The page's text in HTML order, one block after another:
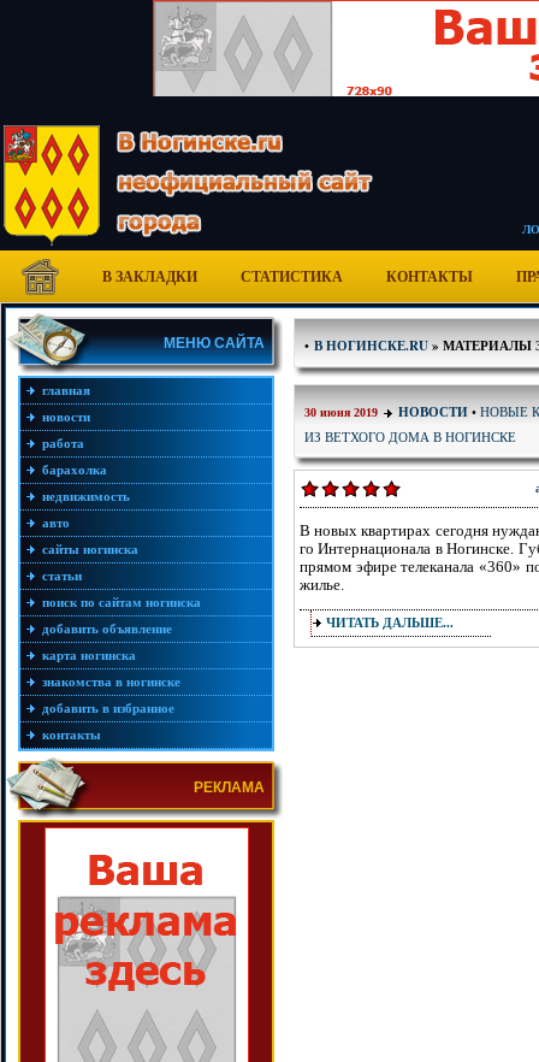
В ЗАКЛАДКИ СТАТИСТИКА КОНТАКТЫ
МЕНЮ САЙТА
главная
новости
работа
барахолка
недвижимость
авто
сайты ногинска
статьи
поиск по сайтам ногинска
добавить объявление
карта ногинска
знакомства в ногинске
добавить в избранное
контакты
РЕКЛАМА
• В НОГИНСКЕ.RU» МАТЕРИАЛЫ
30 июня 2019 НОВОСТИ • НОВЫЕ
ИЗ ВЕТХОГО ДОМА В НОГИНСКЕ
В новых квартирах сегодня
го Интернационала в Ногинске.
прямом эфире телеканала «360»
жилье.
ЧИТАТЬ ДАЛЬШЕ...